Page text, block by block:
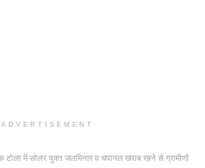
ADVERTISEMENT
में सोलर युक्त जलमिनार व चपानल खराब रहने से ग्रामीणों